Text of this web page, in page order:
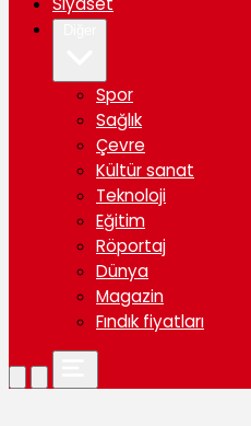
Spor
Sağlık
Çevre
Kültür sanat
Teknoloji
Eğitim
Röportaj
Dünya
Magazin
Fındık fiyatları